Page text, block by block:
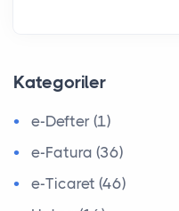
Kategoriler
e-Defter (1)
e-Fatura (36)
e-Ticaret (46)